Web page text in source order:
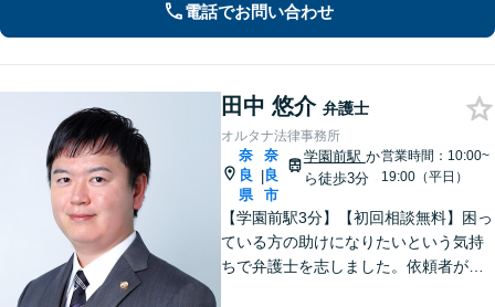
法書士・不動産鑑定士など」相続に関
わる問題を総合的に解決へ導きます
電話でお問い合わせ
田中 悠介 弁護士
オルタナ法律事務所
奈
良
県
|
奈
良
市
学園前駅 か
ら徒歩3分
営業時間：10:00~
19:00（平日）
【学園前駅3分】【初回相談無料】困っ
ている方の助けになりたいという気持
ちで弁護士を志しました。依頼者が納